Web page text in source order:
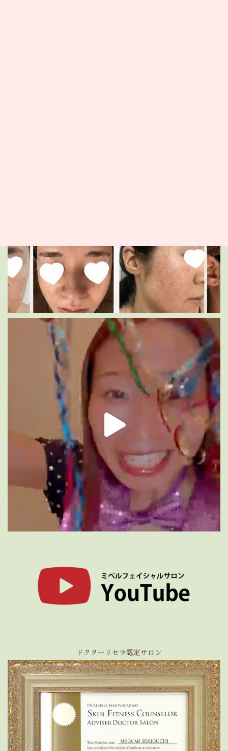
ドクターリセラ認定サロン